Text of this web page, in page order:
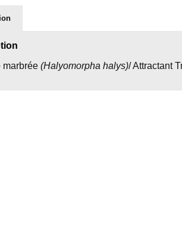
marbrée(Halyomorpha halys)/ Attractant